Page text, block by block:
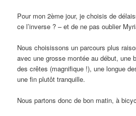
Pour mon 2ème jour, je choisis de
ce l’inverse ? – et de ne pas oublier
Nous choisissons un parcours plus
avec une grosse montée au début, une
des crêtes (magnifique !), une longue
une fin plutôt tranquille.
Nous partons donc de bon matin, à